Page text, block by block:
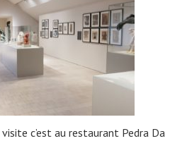
c’est au restaurant Pedra Da